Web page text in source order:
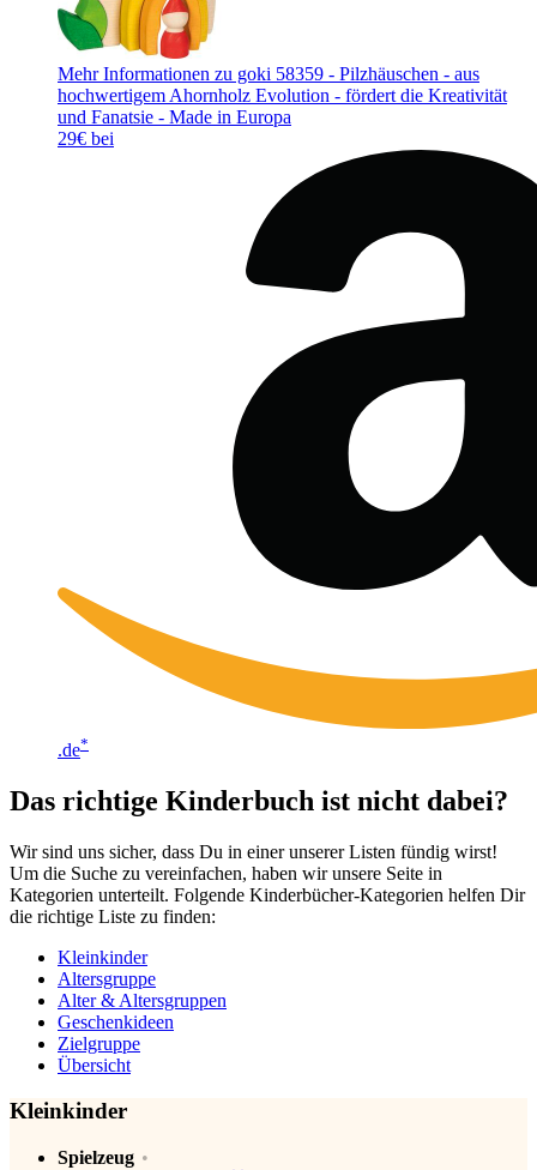
Mehr Informationen zu goki 58359 - Pilzhäuschen - aus
hochwertigem Ahornholz Evolution - fördert die Kreativität
und Fanatsie - Made in Europa
29€ bei
.de*
Das richtige Kinderbuch ist nicht dabei?
Wir sind uns sicher, dass Du in einer unserer Listen fündig wirst!
Um die Suche zu vereinfachen, haben wir unsere Seite in
Kategorien unterteilt. Folgende Kinderbücher-Kategorien helfen Dir
die richtige Liste zu finden:
Kleinkinder
Altersgruppe
Alter & Altersgruppen
Geschenkideen
Zielgruppe
Übersicht
Kleinkinder
Spielzeug